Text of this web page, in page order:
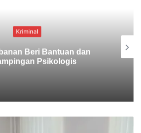
Kriminal
Pelaku Tabrak Lari
Terungkap